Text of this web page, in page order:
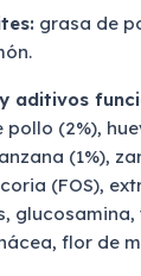
grasa de
aditivos
pollo (2%),
(1%),
(FOS),
flor de